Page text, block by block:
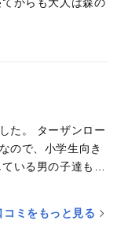
た。 ターザンロー
ので、小学生向き
が、2歳の息子は
きかもしれませ
コミをもっと見る